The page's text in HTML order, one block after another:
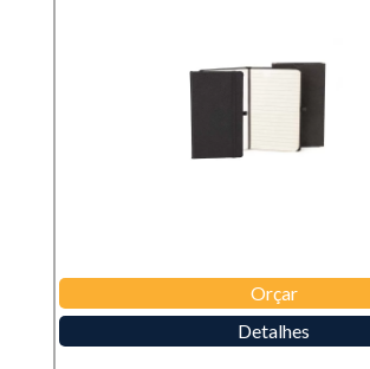
Orçar
Detalhes